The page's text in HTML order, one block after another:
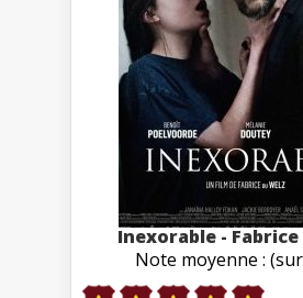
Inexorable - Fabrice
Note moyenne :